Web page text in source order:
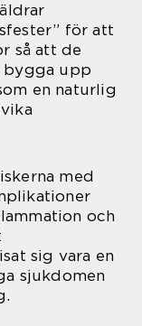
för att
så att de
bygga upp
en naturlig
med
och
sig vara en
sjukdomen